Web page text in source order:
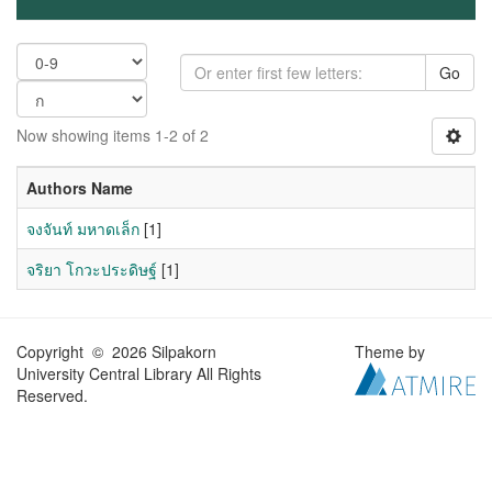
Go
Now showing items 1-2 of 2
Authors Name
จงจันท์ มหาดเล็ก [1]
จริยา โกวะประดิษฐ์ [1]
Copyright © 2026 Silpakorn
University Central Library All Rights
Reserved.
Theme by